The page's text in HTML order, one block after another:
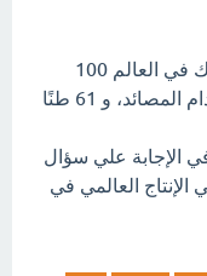
بمعنى آخر، إذا كان إجمالي إنتاج الأسماك في العالم 100
طن، فإن 39 طنًا منها تم صيدها باستخدام المصائد، و 61 طنًا
الإجابة علي سؤال
العالمي في